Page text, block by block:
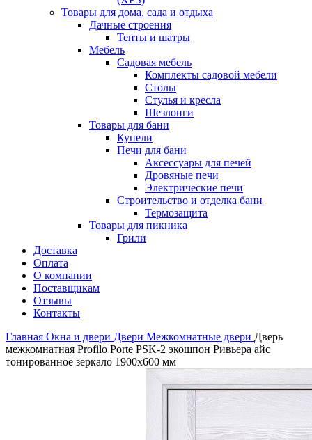
Товары для дома, сада и отдыха
Дачные строения
Тенты и шатры
Мебель
Садовая мебель
Комплекты садовой мебели
Столы
Стулья и кресла
Шезлонги
Товары для бани
Купели
Печи для бани
Аксессуары для печей
Дровяные печи
Электрические печи
Строительство и отделка бани
Термозащита
Товары для пикника
Грили
Доставка
Оплата
О компании
Поставщикам
Отзывы
Контакты
Главная Окна и двери Двери Межкомнатные двери Дверь
межкомнатная Profilo Porte PSK-2 экошпон Ривьера айс
тонированное зеркало 1900х600 мм